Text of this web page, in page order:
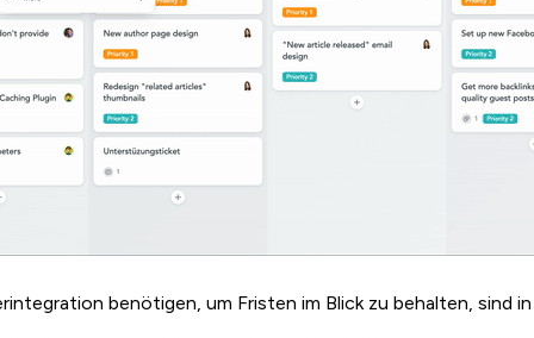
benötigen, um Fristen im Blick zu behalten,